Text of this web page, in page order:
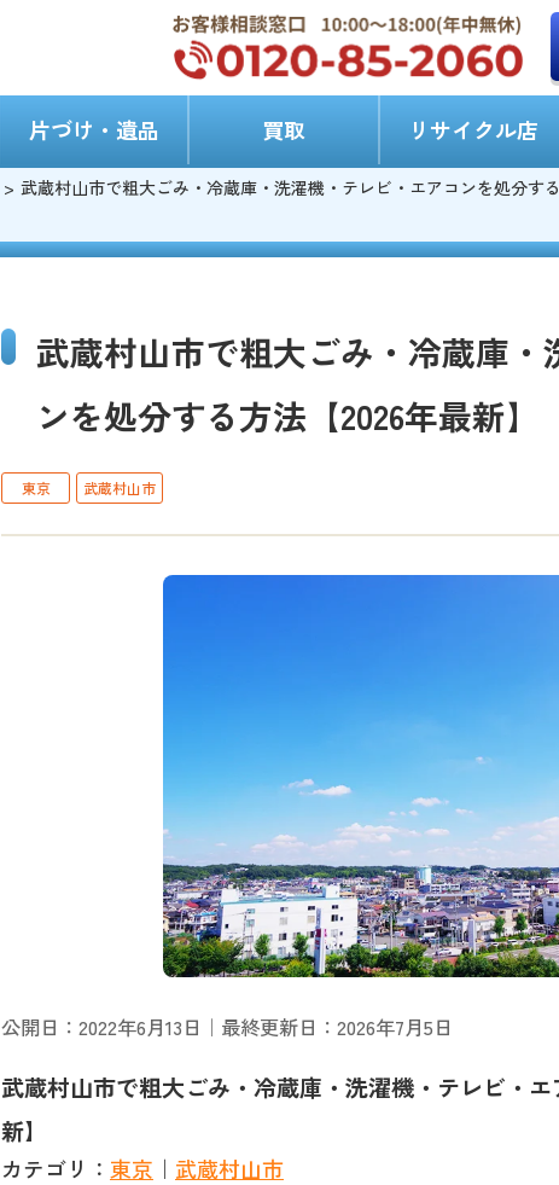
片づけ・遺品 買取 リサイクル店
武蔵村山市で粗大ごみ・冷蔵庫・洗濯機・テレビ・エアコンを処分する
武蔵村山市で粗大ごみ・冷蔵庫・
ンを処分する方法【2026年最新】
東京 武蔵村山市
公開日：2022年6月13日｜最終更新日：2026年7月5日
武蔵村山市で粗大ごみ・冷蔵庫・洗濯機・テレビ・
新】
カテゴリ： 東京 ｜ 武蔵村山市